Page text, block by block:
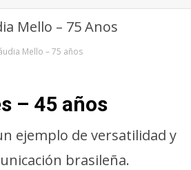
Mello – 75 años
– 45 años
ejemplo de versatilidad y
brasileña.